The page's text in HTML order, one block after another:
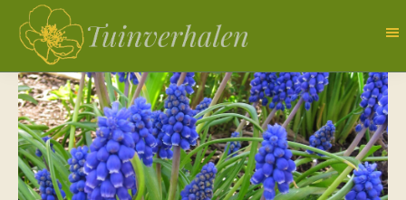
Door
naar
hoofd
inhoud
Tuinverhalen
Dagboek
van
een
natuurlijk
tuinierster